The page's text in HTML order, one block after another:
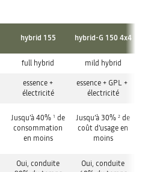
hybrid 155 hybrid-G 150 4x4
full hybrid mild hybrid
essence +
électricité
essence + GPL +
électricité
Jusqu’à 40% 1 de
consommation
en moins
Jusqu’à 30% 2 de
coût d'usage en
moins
Oui, conduite
Oui, conduite